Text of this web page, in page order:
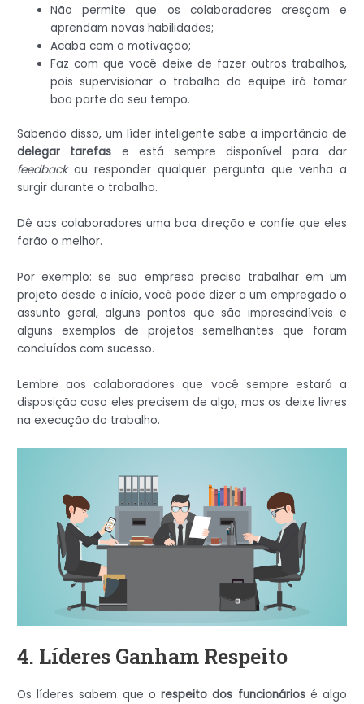
Não permite que os colaboradores cresçam e
aprendam novas habilidades;
Acaba com a motivação;
Faz com que você deixe de fazer outros trabalhos,
pois supervisionar o trabalho da equipe irá tomar
boa parte do seu tempo.
Sabendo disso, um líder inteligente sabe a importância de
delegar tarefas e está sempre disponível para dar
feedbackou responder qualquer pergunta que venha a
surgir durante o trabalho.
Dê aos colaboradores uma boa direção e confie que eles
farão o melhor.
Por exemplo: se sua empresa precisa trabalhar em um
projeto desde o início, você pode dizer a um empregado o
assunto geral, alguns pontos que são imprescindíveis e
alguns exemplos de projetos semelhantes que foram
concluídos com sucesso.
Lembre aos colaboradores que você sempre estará a
disposição caso eles precisem de algo, mas os deixe livres
na execução do trabalho.
4. Líderes Ganham Respeito
Os líderes sabem que orespeito dos funcionáriosé algo